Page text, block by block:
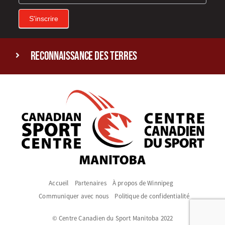
S'inscrire
reconnaissance des terres
Accueil Partenaires
À propos de Winnipeg
Communiquer avec nous
Politique de confidentialité
© Centre Canadien du Sport Manitoba 2022